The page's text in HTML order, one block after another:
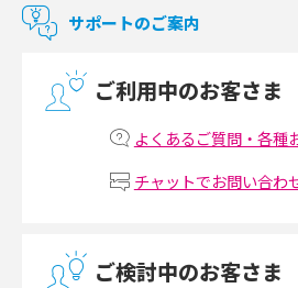
マンションで使えるWi-Fiは？種類ごとの特徴
マンションで光回線の利用を始める手順は？
Wi-Fiルーターの設定方法をわかりやすく解説
無線LANとは？メリット・デメリットや接続方
サポートのご案内
ご利用中のお客さま
よくあるご質問・各種
チャットでお問い合わ
ご検討中のお客さま